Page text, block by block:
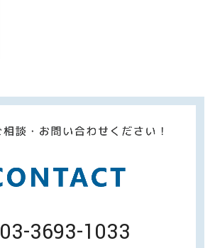
03-3693-1033